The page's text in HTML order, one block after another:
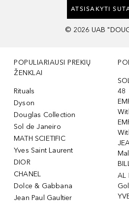
ATSISAKYTI
© 2026 UAB
POPULIARIAUSI PREKIŲ
ŽENKLAI
Rituals
Dyson
Douglas Collection
Sol de Janeiro
MATH SCIETIFIC
Yves Saint Laurent
DIOR
CHANEL
Dolce & Gabbana
Jean Paul Gaultier
48
AL